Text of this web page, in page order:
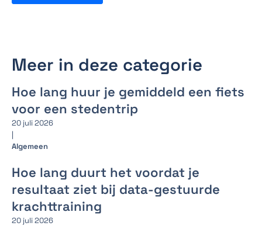
Meer in deze categorie
Hoe lang huur je gemiddeld een fiets
voor een stedentrip
20 juli 2026
|
Algemeen
Hoe lang duurt het voordat je
resultaat ziet bij data-gestuurde
krachttraining
20 juli 2026